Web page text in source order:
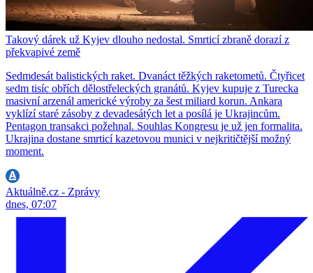
Takový dárek už Kyjev dlouho nedostal. Smrticí zbraně dorazí z
překvapivé země
Sedmdesát balistických raket. Dvanáct těžkých raketometů. Čtyřicet
sedm tisíc obřích dělostřeleckých granátů. Kyjev kupuje z Turecka
masivní arzenál americké výroby za šest miliard korun. Ankara
vyklízí staré zásoby z devadesátých let a posílá je Ukrajincům.
Pentagon transakci požehnal. Souhlas Kongresu je už jen formalita.
Ukrajina dostane smrticí kazetovou munici v nejkritičtější možný
moment.
Aktuálně.cz - Zprávy
dnes, 07:07